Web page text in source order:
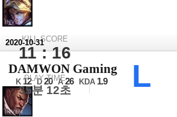
KILL SCORE
11 : 16
PLAY TIME
35분 12초
2020-10-31
결승전 2세트
DAMWON Gaming
K 12 D 20 A 26 KDA 1.9 L